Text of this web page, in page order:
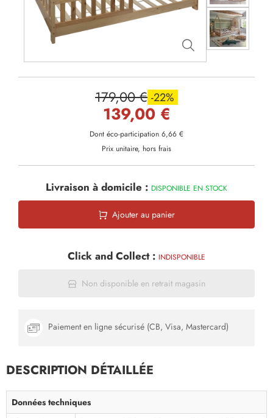
179,00 € -22%
139,00 €
Dont éco-participation 6,66 €
Prix unitaire, hors frais
Livraison à domicile : DISPONIBLE EN STOCK
Ajouter au panier
Click and Collect : INDISPONIBLE
Non disponible en retrait magasin
Paiement en ligne sécurisé (CB, Visa, Mastercard)
DESCRIPTION DÉTAILLÉE
Données techniques